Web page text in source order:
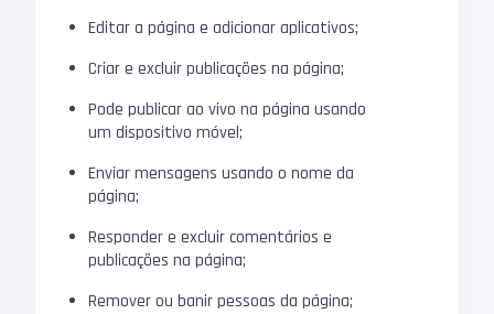
Editar a página e adicionar aplicativos;
Criar e excluir publicações na página;
Pode publicar ao vivo na página usando
um dispositivo móvel;
Enviar mensagens usando o nome da
página;
Responder e excluir comentários e
publicações na página;
Remover ou banir pessoas da página;